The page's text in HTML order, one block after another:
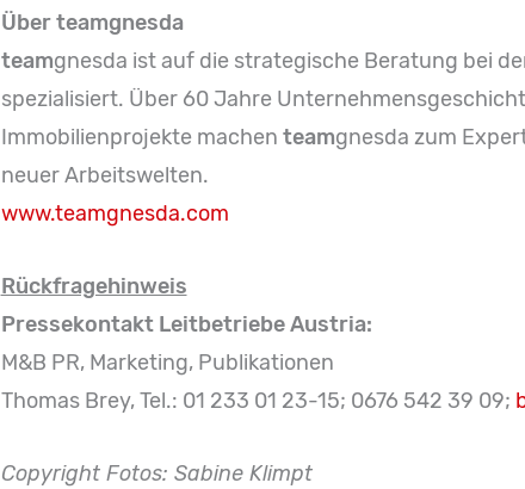
Über teamgnesda
teamgnesda ist auf die strategische Beratung bei
spezialisiert. Über 60 Jahre
Immobilienprojekte machen teamgnesda zum
neuer Arbeitswelten.
www.teamgnesda.com
Rückfragehinweis
Pressekontakt Leitbetriebe Austria:
M&B PR, Marketing, Publikationen
Thomas Brey, Tel.: 01 233 01 23-15; 0676 542 39 09;
Copyright Fotos: Sabine Klimpt